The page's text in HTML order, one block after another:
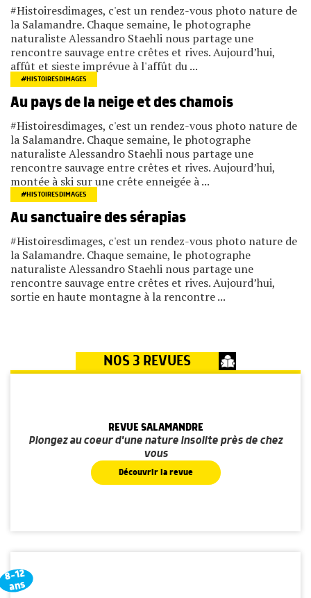
#Histoiresdimages, c'est un rendez-vous photo nature de
la Salamandre. Chaque semaine, le photographe
naturaliste Alessandro Staehli nous partage une
rencontre sauvage entre crêtes et rives. Aujourd’hui,
affût et sieste imprévue à l'affût du ...
#HISTOIRESDIMAGES
Au pays de la neige et des chamois
#Histoiresdimages, c'est un rendez-vous photo nature de
la Salamandre. Chaque semaine, le photographe
naturaliste Alessandro Staehli nous partage une
rencontre sauvage entre crêtes et rives. Aujourd’hui,
montée à ski sur une crête enneigée à ...
#HISTOIRESDIMAGES
Au sanctuaire des sérapias
#Histoiresdimages, c'est un rendez-vous photo nature de
la Salamandre. Chaque semaine, le photographe
naturaliste Alessandro Staehli nous partage une
rencontre sauvage entre crêtes et rives. Aujourd’hui,
sortie en haute montagne à la rencontre ...
NOS 3 REVUES
REVUE SALAMANDRE
Plongez au coeur d'une nature insolite près de chez
vous
Découvrir la revue
8-12
ans